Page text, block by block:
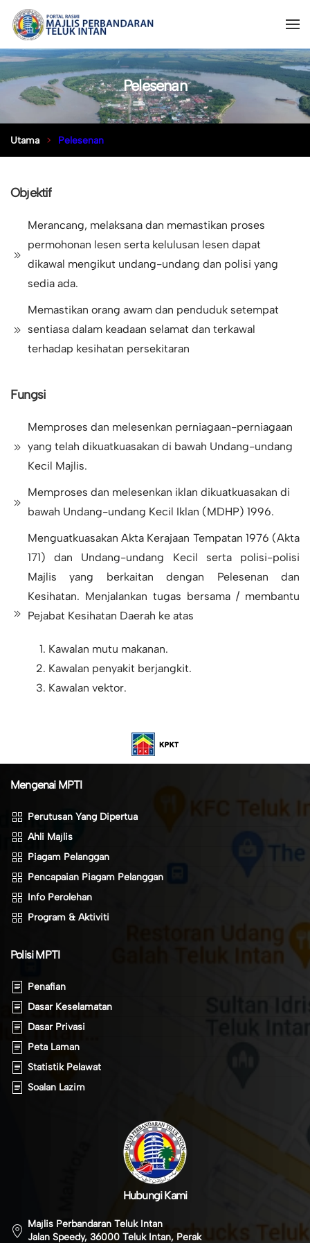
Pelesenan
Utama Pelesenan
Objektif
Merancang, melaksana dan memastikan proses
permohonan lesen serta kelulusan lesen dapat
dikawal mengikut undang-undang dan polisi yang
sedia ada.
Memastikan orang awam dan penduduk setempat
sentiasa dalam keadaan selamat dan terkawal
terhadap kesihatan persekitaran
Fungsi
Memproses dan melesenkan perniagaan-perniagaan
yang telah dikuatkuasakan di bawah Undang-undang
Kecil Majlis.
Memproses dan melesenkan iklan dikuatkuasakan di
bawah Undang-undang Kecil Iklan (MDHP) 1996.
Menguatkuasakan Akta Kerajaan Tempatan 1976 (Akta
171) dan Undang-undang Kecil serta polisi-polisi
Majlis yang berkaitan dengan Pelesenan dan
Kesihatan. Menjalankan tugas bersama / membantu
Pejabat Kesihatan Daerah ke atas
Kawalan mutu makanan.
Kawalan penyakit berjangkit.
Kawalan vektor.
Mengenai MPTI
Perutusan Yang Dipertua
Ahli Majlis
Piagam Pelanggan
Pencapaian Piagam Pelanggan
Info Perolehan
Program & Aktiviti
Polisi MPTI
Penafian
Dasar Keselamatan
Dasar Privasi
Peta Laman
Statistik Pelawat
Soalan Lazim
Hubungi Kami
Majlis Perbandaran Teluk Intan
Jalan Speedy, 36000 Teluk Intan, Perak